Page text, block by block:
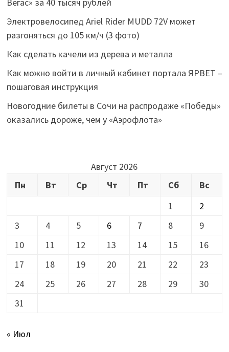
Вегас» за 40 тысяч рублей
Электровелосипед Ariel Rider MUDD 72V может
разгоняться до 105 км/ч (3 фото)
Как сделать качели из дерева и металла
Как можно войти в личный кабинет портала ЯРВЕТ –
пошаговая инструкция
Новогодние билеты в Сочи на распродаже «Победы»
оказались дороже, чем у «Аэрофлота»
Август 2026
Пн
Вт Ср Чт Пт Сб
Вс
1
2
3
4 5 6 7 8
9
10
11 12 13 14 15
16
17
18 19 20 21 22
23
24
25 26 27 28 29
30
31
« Июл